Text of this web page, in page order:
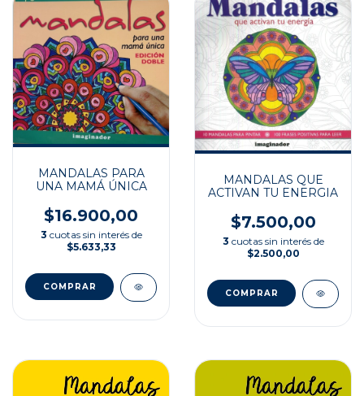
MANDALAS PARA
UNA MAMÁ ÚNICA
$16.900,00
3 cuotas sin interés de
$5.633,33
MANDALAS QUE
ACTIVAN TU ENERGIA
$7.500,00
3 cuotas sin interés de
$2.500,00